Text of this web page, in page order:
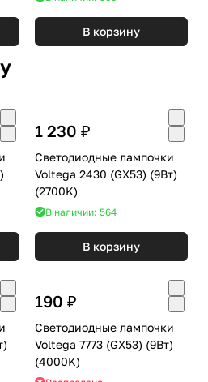
В корзину
1 230 ₽
Светодиодные лампочки
Voltega 2430 (GX53) (9Вт)
(2700K)
В наличии: 564
В корзину
190 ₽
Светодиодные лампочки
Voltega 7773 (GX53) (9Вт)
(4000K)